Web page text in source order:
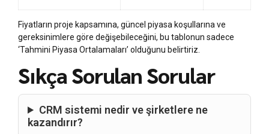
Fiyatların proje kapsamına, güncel piyasa koşullarına ve
gereksinimlere göre değişebileceğini, bu tablonun sadece
‘Tahmini Piyasa Ortalamaları’ olduğunu belirtiriz.
Sıkça Sorulan Sorular
CRM sistemi nedir ve şirketlere ne
kazandırır?